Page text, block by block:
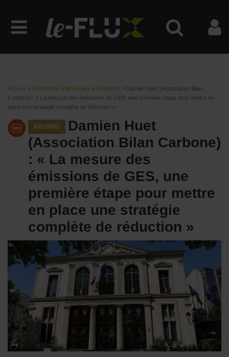
Accueil > Conformité, Pathologies & Polluants > Damien Huet (Association Bilan
Carbone) : « La mesure des émissions de GES, une première étape pour mettre en
place une stratégie complète de réduction »
ABONNÉ
Damien Huet
(Association Bilan Carbone)
: « La mesure des
émissions de GES, une
première étape pour mettre
en place une stratégie
complète de réduction »